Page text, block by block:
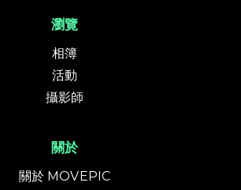
瀏覽
相簿
活動
攝影師
關於
關於 MOVEPIC